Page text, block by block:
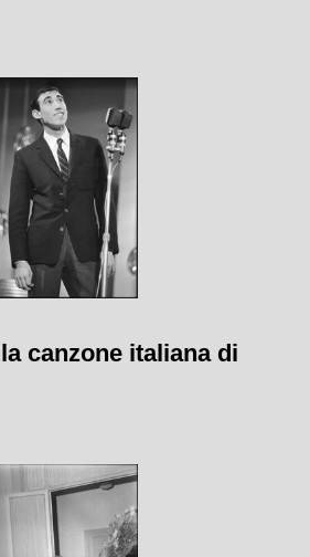
canzone italiana di